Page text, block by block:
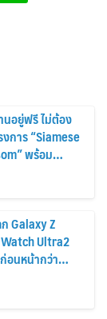
นอยู่ฟรี ไม่ต้อง
การ “Siamese
พร้อม
สิงหาคม
Galaxy Z
Watch Ultra2
อนหน้ากว่า